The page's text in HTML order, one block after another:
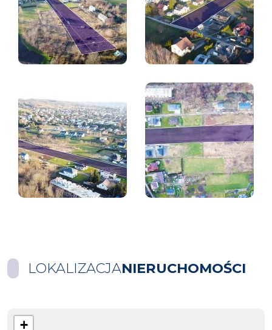
LOKALIZACJANIERUCHOMOŚCI
+